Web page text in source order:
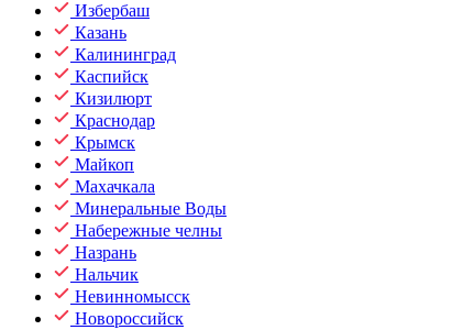
Избербаш
Казань
Калининград
Каспийск
Кизилюрт
Краснодар
Крымск
Майкоп
Махачкала
Минеральные Воды
Набережные челны
Назрань
Нальчик
Невинномысск
Новороссийск